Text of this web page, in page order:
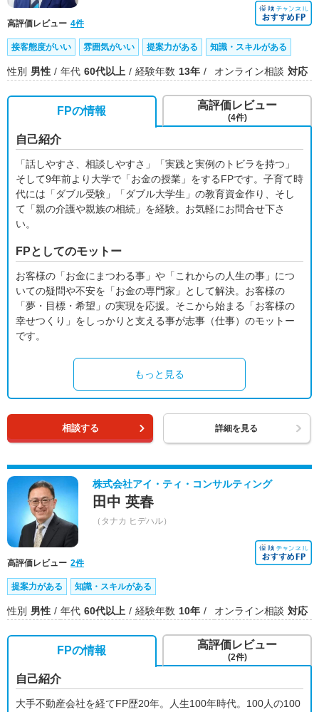
高評価レビュー 4件
接客態度がいい 雰囲気がいい 提案力がある 知識・スキルがある
性別 男性 年代 60代以上 経験年数 13年 オンライン相談 対応
FPの情報
自己紹介
「話しやすさ、相談しやすさ」「実践と実例のトビラを持つ」
そして9年前より大学で「お金の授業」をするFPです。子育て時
代には「ダブル受験」「ダブル大学生」の教育資金作り、そし
て「親の介護や親族の相続」を経験。お気軽にお問合せ下さ
い。
FPとしてのモットー
お客様の「お金にまつわる事」や「これからの人生の事」につ
いての疑問や不安を「お金の専門家」として解決。お客様の
「夢・目標・希望」の実現を応援。そこから始まる「お客様の
幸せつくり」をしっかりと支える事が志事（仕事）のモットー
です。
もっと見る
高評価レビュー
(4件)
相談する 詳細を見る
株式会社アイ・ティ・コンサルティング
田中 英春
（タナカ ヒデハル）
高評価レビュー 2件
提案力がある 知識・スキルがある
性別 男性 年代 60代以上 経験年数 10年 オンライン相談 対応
FPの情報
自己紹介
大手不動産会社を経てFP歴20年。人生100年時代。100人の100
高評価レビュー
(2件)